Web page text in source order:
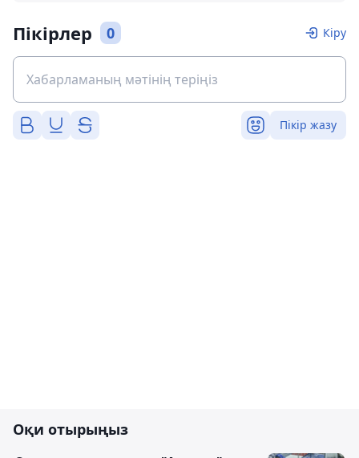
Пікірлер 0 Кіру
Пікір жазу
Оқи отырыңыз